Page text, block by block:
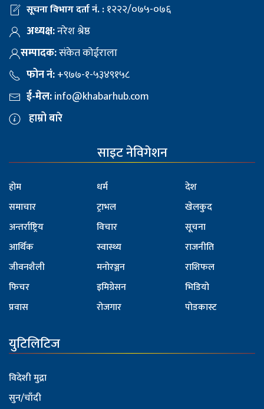
सूचना विभाग दर्ता नं. :१२२२/०७५-०७६
अध्यक्ष:नरेश श्रेष्ठ
सम्पादक:संकेत कोईराला
फोन नं:+९७७-१-५३४९१५८
ई-मेल:info@khabarhub.com
हाम्रो बारे
साइट नेविगेशन
होम
समाचार
अन्तर्राष्ट्रिय
आर्थिक
जीवनशैली
फिचर
प्रवास
धर्म
ट्राभल
विचार
स्वास्थ्य
मनोरञ्जन
इमिग्रेसन
रोजगार
देश
खेलकुद
सूचना
राजनीति
राशिफल
भिडियो
पोडकास्ट
युटिलिटिज
विदेशी मुद्रा
सुन/चाँदी